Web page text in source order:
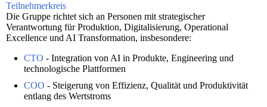
Teilnehmerkreis
Die Gruppe richtet sich an Personen mit strategischer
Verantwortung für Produktion, Digitalisierung, Operational
Excellence und AI Transformation, insbesondere:
CTO - Integration von AI in Produkte, Engineering und
technologische Plattformen
COO - Steigerung von Effizienz, Qualität und Produktivität
entlang des Wertstroms